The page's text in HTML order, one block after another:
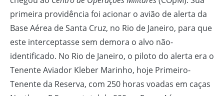
primeira providência foi acionar o avião de alerta da
Base Aérea de Santa Cruz, no Rio de Janeiro, para que
este interceptasse sem demora o alvo não-
identificado. No Rio de Janeiro, o piloto do alerta era o
Tenente Aviador Kleber Marinho, hoje Primeiro-
Tenente da Reserva, com 250 horas voadas em caças